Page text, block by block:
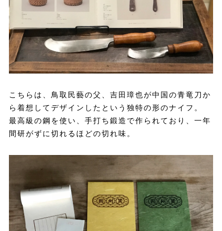
こちらは、鳥取民藝の父、吉田璋也が中国の青竜刀か
ら着想してデザインしたという独特の形のナイフ。
最高級の鋼を使い、手打ち鍛造で作られており、一年
間研がずに切れるほどの切れ味。